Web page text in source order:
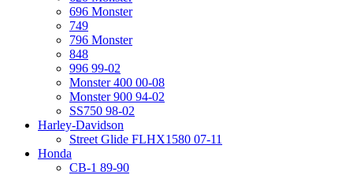
696 Monster
749
796 Monster
848
996 99-02
Monster 400 00-08
Monster 900 94-02
SS750 98-02
Harley-Davidson
Street Glide FLHX1580 07-11
Honda
CB-1 89-90